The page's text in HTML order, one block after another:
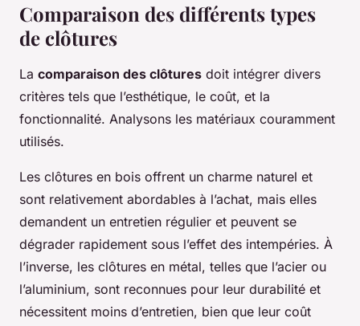
Comparaison des différents types
de clôtures
La comparaison des clôtures doit intégrer divers
critères tels que l’esthétique, le coût, et la
fonctionnalité. Analysons les matériaux couramment
utilisés.
Les clôtures en bois offrent un charme naturel et
sont relativement abordables à l’achat, mais elles
demandent un entretien régulier et peuvent se
dégrader rapidement sous l’effet des intempéries. À
l’inverse, les clôtures en métal, telles que l’acier ou
l’aluminium, sont reconnues pour leur durabilité et
nécessitent moins d’entretien, bien que leur coût